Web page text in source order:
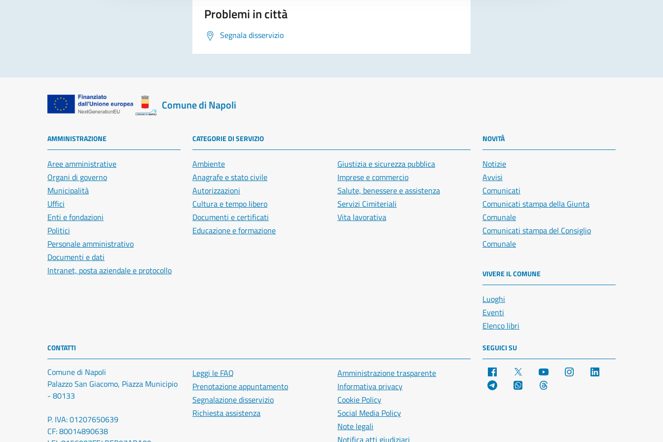
Problemi in città
Segnala disservizio
Comune di Napoli
AMMINISTRAZIONE
Aree amministrative
Organi di governo
Municipalità
Uffici
Enti e fondazioni
Politici
Personale amministrativo
Documenti e dati
Intranet, posta aziendale e protocollo
CATEGORIE DI SERVIZIO
Ambiente
Anagrafe e stato civile
Autorizzazioni
Cultura e tempo libero
Documenti e certificati
Educazione e formazione
Giustizia e sicurezza pubblica
Imprese e commercio
Salute, benessere e assistenza
Servizi Cimiteriali
Vita lavorativa
NOVITÀ
Notizie
Avvisi
Comunicati
Comunicati stampa della Giunta
Comunale
Comunicati stampa del Consiglio
Comunale
VIVERE IL COMUNE
Luoghi
Eventi
Elenco libri
CONTATTI
Comune di Napoli
Palazzo San Giacomo, Piazza Municipio
- 80133
P. IVA: 01207650639
CF: 80014890638
Leggi le FAQ
Prenotazione appuntamento
Segnalazione disservizio
Richiesta assistenza
Amministrazione trasparente
Informativa privacy
Cookie Policy
Social Media Policy
Note legali
SEGUICI SU
Facebook YouTube Instagram
Telegram WhatsApp